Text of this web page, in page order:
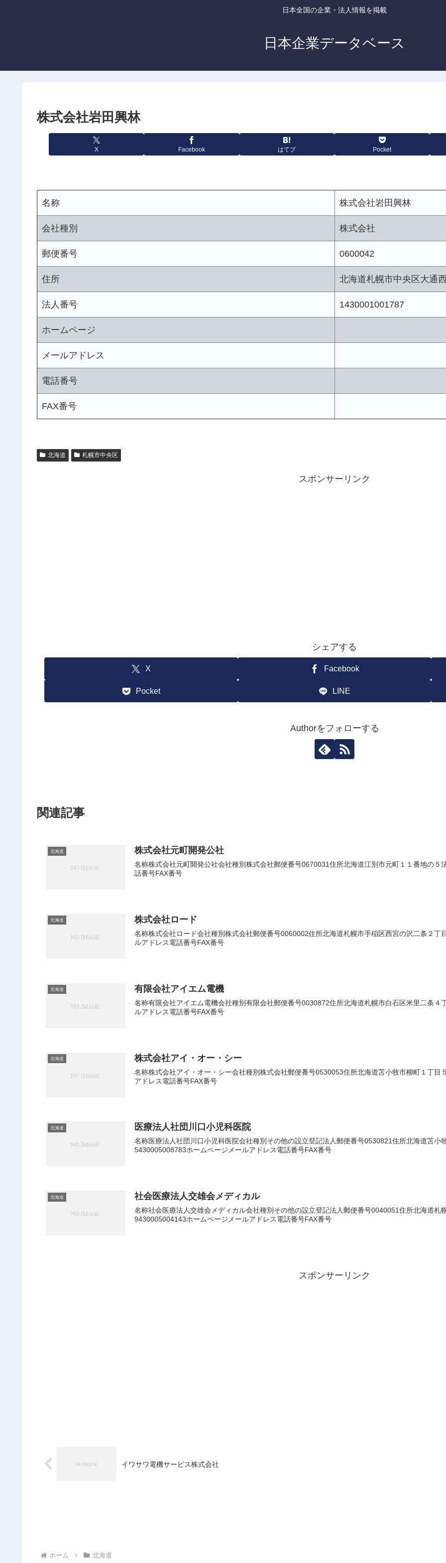
日本全国の企業・法人情報を掲載
日本企業データベース
株式会社岩田興林
X Facebook はてブ Pocket
名称 株式会社岩田興林
会社種別 株式会社
郵便番号 0600042
住所 北海道札幌市中央区大通
法人番号 1430001001787
ホームページ
メールアドレス
電話番号
FAX番号
北海道 札幌市中央区
スポンサーリンク
シェアする
X Facebook
Pocket LINE
Authorをフォローする
関連記事
北海道 株式会社元町開発公社
名称株式会社元町開発公社会社種別株式会社郵便番号0670031住所北海道江別市元町１１番地の
話番号FAX番号
北海道 株式会社ロード
名称株式会社ロード会社種別株式会社郵便番号0060002住所北海道札幌市手稲区西宮の沢二条２
ルアドレス電話番号FAX番号
北海道 有限会社アイエム電機
名称有限会社アイエム電機会社種別有限会社郵便番号0030872住所北海道札幌市白石区米里二条
ルアドレス電話番号FAX番号
北海道 株式会社アイ・オー・シー
名称株式会社アイ・オー・シー会社種別株式会社郵便番号0530053住所北海道苫小牧市柳町１丁
アドレス電話番号FAX番号
北海道 医療法人社団川口小児科医院
名称医療法人社団川口小児科医院会社種別その他の設立登記法人郵便番号0530821住所北海道苫小
5430005008783ホームページメールアドレス電話番号FAX番号
北海道 社会医療法人交雄会メディカル
名称社会医療法人交雄会メディカル会社種別その他の設立登記法人郵便番号0040051住所北海道札
9430005004143ホームページメールアドレス電話番号FAX番号
スポンサーリンク
イワサワ電機サービス株式会社
ホーム 北海道